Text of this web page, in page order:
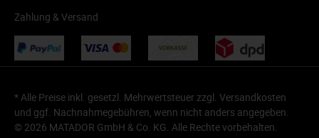
Zahlung & Versand
* Alle Preise inkl. gesetzl. Mehrwertsteuer zzgl. Versandkosten
und ggf. Nachnahmegebühren, wenn nicht anders angegeben.
© 2026 MATADOR GmbH & Co. KG. Alle Rechte vorbehalten.